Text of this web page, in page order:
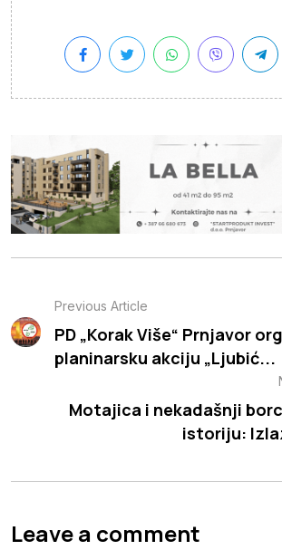
Previous Article
PD „Korak Više“ Prnjavor
planinarsku akciju „Ljubić...
Motajica i nekadašnji
istoriju:
Leave a comment